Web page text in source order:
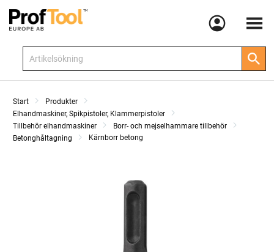
Meny
Start
Produkter
Elhandmaskiner, Spikpistoler, Klammerpistoler
Tillbehör elhandmaskiner
Borr- och mejselhammare tillbehör
Betonghåltagning
Kärnborr betong